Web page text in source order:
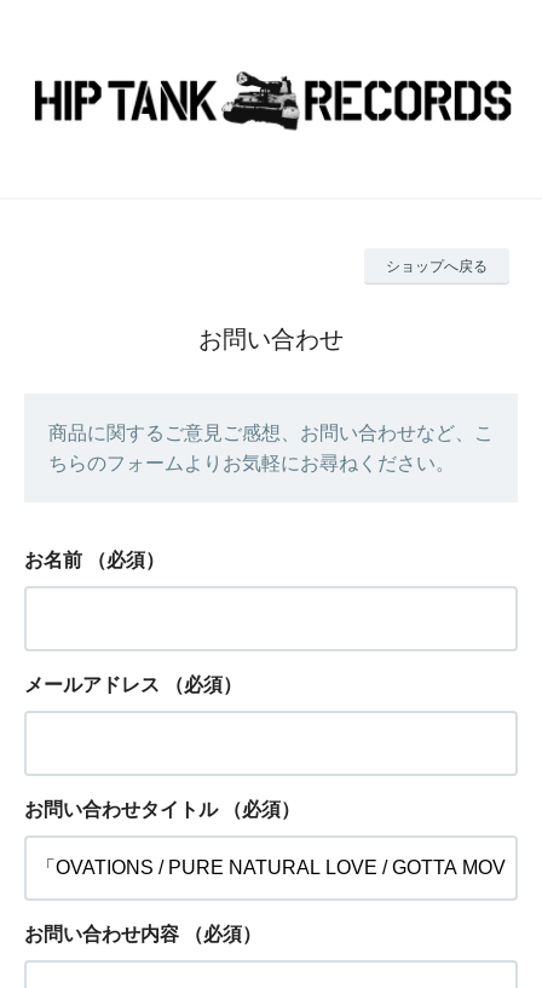
ショップへ戻る
お問い合わせ
商品に関するご意見ご感想、お問い合わせなど、こ
ちらのフォームよりお気軽にお尋ねください。
お名前 （必須）
メールアドレス （必須）
お問い合わせタイトル （必須）
お問い合わせ内容 （必須）